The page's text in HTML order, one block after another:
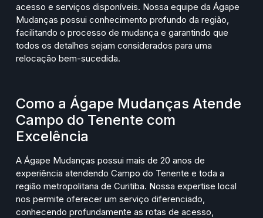
acesso e serviços disponíveis. Nossa equipe da Ágape
Mudanças possui conhecimento profundo da região,
facilitando o processo de mudança e garantindo que
todos os detalhes sejam considerados para uma
relocação bem-sucedida.
Como a Ágape Mudanças Atende
Campo do Tenente com
Excelência
A Ágape Mudanças possui mais de 20 anos de
experiência atendendo Campo do Tenente e toda a
região metropolitana de Curitiba. Nossa expertise local
nos permite oferecer um serviço diferenciado,
conhecendo profundamente as rotas de acesso,